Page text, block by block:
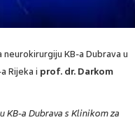
KB-a Dubrava u
Rijeka i prof. dr. Darkom
a Dubrava s Klinikom za